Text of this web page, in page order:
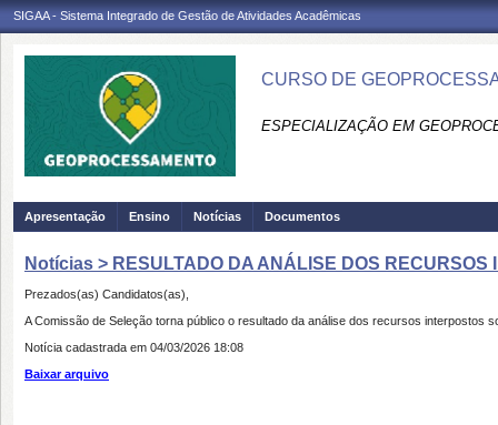
SIGAA - Sistema Integrado de Gestão de Atividades Acadêmicas
CURSO DE
ESPECIALIZAÇÃO EM
Apresentação Ensino Notícias Documentos
Notícias > RESULTADO DA ANÁLISE DOS RECURSOS
Prezados(as) Candidatos(as),
A Comissão de Seleção torna público o resultado da análise dos recursos interpostos
Notícia cadastrada em 04/03/2026 18:08
Baixar arquivo